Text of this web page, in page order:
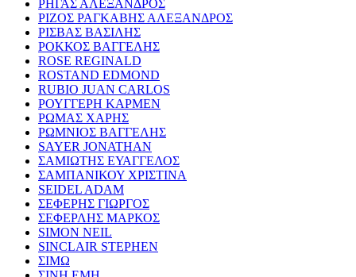
ΡΗΓΑΣ ΑΛΕΞΑΝΔΡΟΣ
ΡΙΖΟΣ ΡΑΓΚΑΒΗΣ ΑΛΕΞΑΝΔΡΟΣ
ΡΙΣΒΑΣ ΒΑΣΙΛΗΣ
ΡΟΚΚΟΣ ΒΑΓΓΕΛΗΣ
ROSE REGINALD
ROSTAND EDMOND
RUBIO JUAN CARLOS
ΡΟΥΓΓΕΡΗ ΚΑΡΜΕΝ
ΡΩΜΑΣ ΧΑΡΗΣ
ΡΩΜΝΙΟΣ ΒΑΓΓΕΛΗΣ
SAYER JONATHAN
ΣΑΜΙΩΤΗΣ ΕΥΑΓΓΕΛΟΣ
ΣΑΜΠΑΝΙΚΟΥ ΧΡΙΣΤΙΝΑ
SEIDEL ADAM
ΣΕΦΕΡΗΣ ΓΙΩΡΓΟΣ
ΣΕΦΕΡΛΗΣ ΜΑΡΚΟΣ
SIMON NEIL
SINCLAIR STEPHEN
ΣΙΜΩ